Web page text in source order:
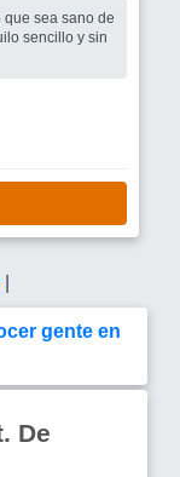
sea sano de
sencillo y sin
gente en
De